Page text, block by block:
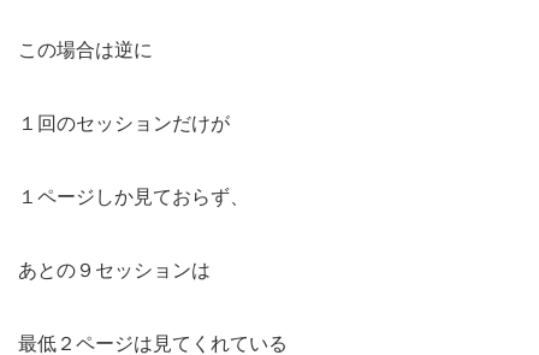
この場合は逆に
１回のセッションだけが
１ページしか見ておらず、
あとの９セッションは
最低２ページは見てくれている